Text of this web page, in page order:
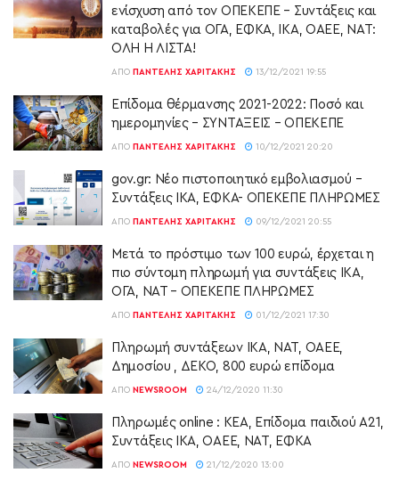
ενίσχυση από τον ΟΠΕΚΕΠΕ – Συντάξεις και
καταβολές για ΟΓΑ, ΕΦΚΑ, ΙΚΑ, ΟΑΕΕ, ΝΑΤ:
ΟΛΗ Η ΛΙΣΤΑ!
ΑΠΌ ΠΑΝΤΕΛΉΣ ΧΑΡΙΤΆΚΗΣ 13/12/2021 19:55
Επίδομα θέρμανσης 2021-2022: Ποσό και
ημερομηνίες – ΣΥΝΤΑΞΕΙΣ – ΟΠΕΚΕΠΕ
ΑΠΌ ΠΑΝΤΕΛΉΣ ΧΑΡΙΤΆΚΗΣ 10/12/2021 20:20
gov.gr: Νέo πιστοποιητικό εμβολιασμού –
Συντάξεις ΙΚΑ, ΕΦΚΑ- ΟΠΕΚΕΠΕ ΠΛΗΡΩΜΕΣ
ΑΠΌ ΠΑΝΤΕΛΉΣ ΧΑΡΙΤΆΚΗΣ 09/12/2021 20:55
Μετά το πρόστιμο των 100 ευρώ, έρχεται η
πιο σύντομη πληρωμή για συντάξεις ΙΚΑ,
ΟΓΑ, ΝΑΤ – ΟΠΕΚΕΠΕ ΠΛΗΡΩΜΕΣ
ΑΠΌ ΠΑΝΤΕΛΉΣ ΧΑΡΙΤΆΚΗΣ 01/12/2021 17:30
Πληρωμή συντάξεων ΙΚΑ, ΝΑΤ, ΟΑΕΕ,
Δημοσίου , ΔΕΚΟ, 800 ευρώ επίδομα
ΑΠΌ NEWSROOM 24/12/2020 11:30
Πληρωμές online : ΚΕΑ, Επίδομα παιδιού Α21,
Συντάξεις ΙΚΑ, ΟΑΕΕ, ΝΑΤ, ΕΦΚΑ
ΑΠΌ NEWSROOM 21/12/2020 13:00